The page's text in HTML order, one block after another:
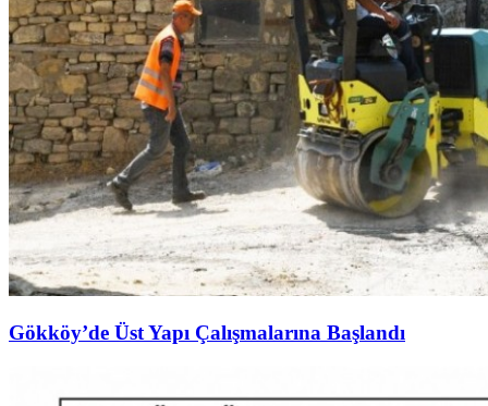
Gökköy’de Üst Yapı Çalışmalarına Başlandı